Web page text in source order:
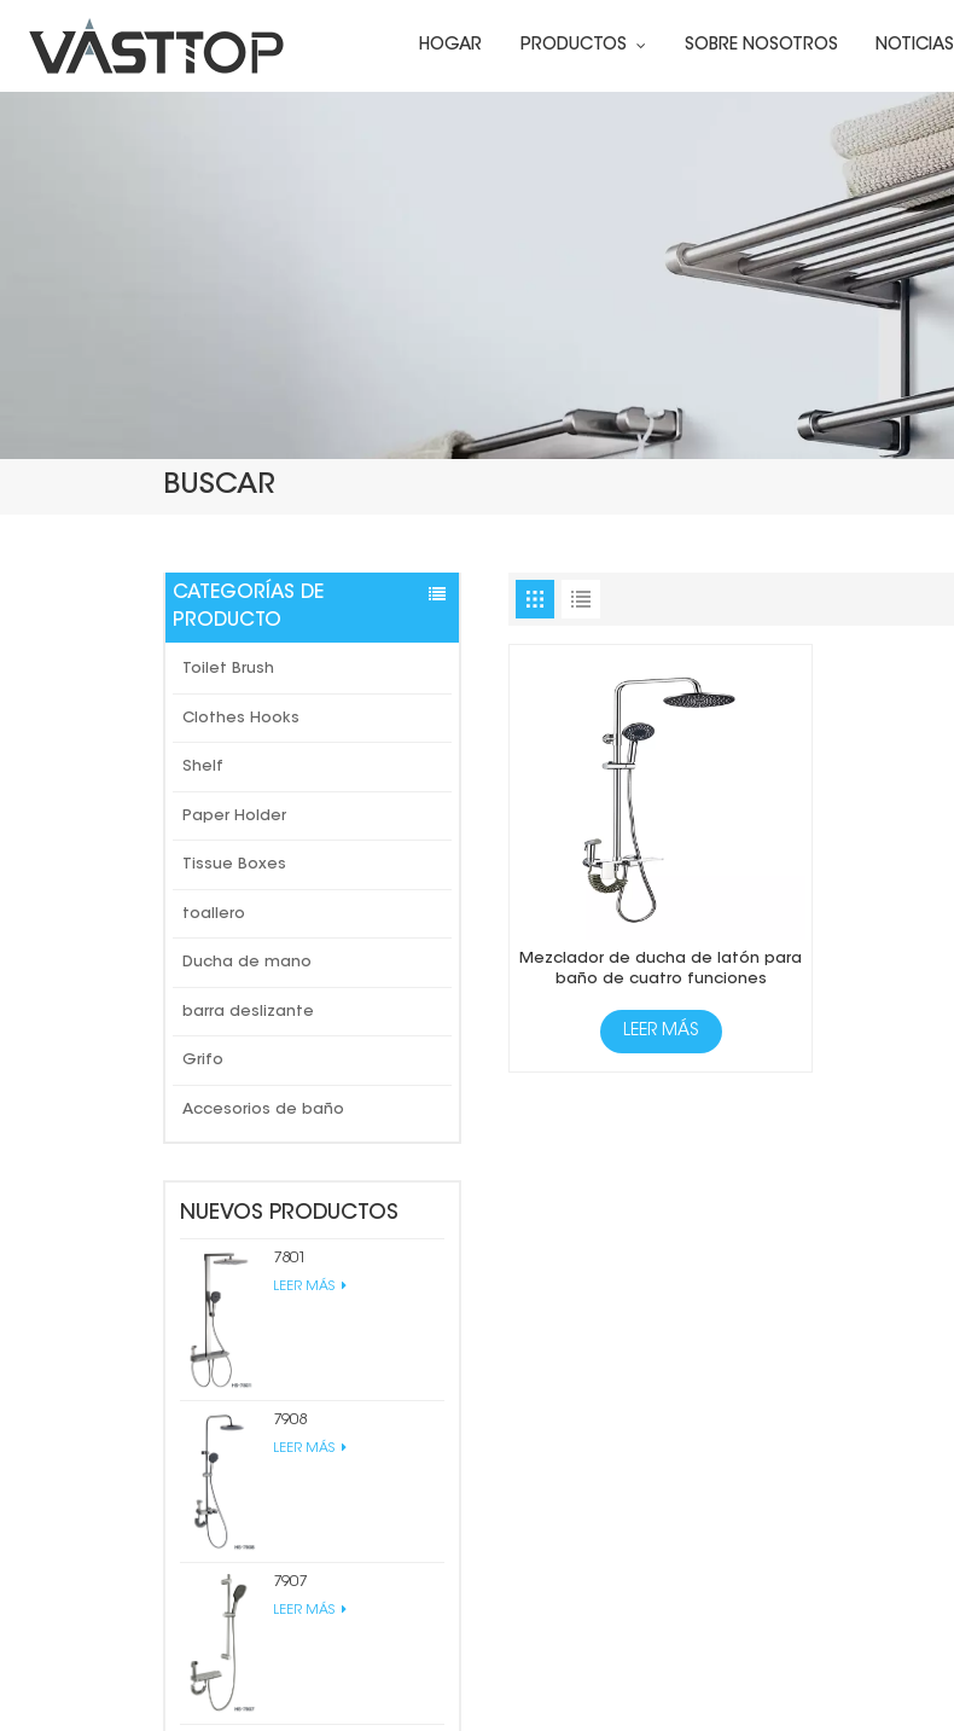
HOGAR PRODUCTOS SOBRE NOSOTROS NOTICIAS
BUSCAR
CATEGORÍAS DE
PRODUCTO
Toilet Brush
Clothes Hooks
Shelf
Paper Holder
Tissue Boxes
toallero
Ducha de mano
barra deslizante
Grifo
Accesorios de baño
NUEVOS PRODUCTOS
7801
LEER MÁS
7908
LEER MÁS
7907
LEER MÁS
Mezclador de ducha de latón para
baño de cuatro funciones
LEER MÁS